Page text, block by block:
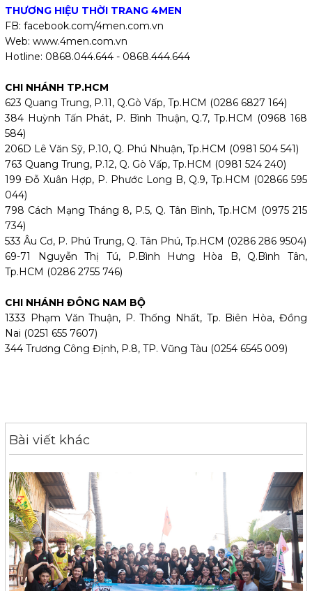
THƯƠNG HIỆU THỜI TRANG 4MEN
FB: facebook.com/4men.com.vn
Web: www.4men.com.vn
Hotline: 0868.044.644 - 0868.444.644
CHI NHÁNH TP.HCM
623 Quang Trung, P.11, Q.Gò Vấp, Tp.HCM (0286 6827 164)
384 Huỳnh Tấn Phát, P. Bình Thuận, Q.7, Tp.HCM (0968 168
584)
206D Lê Văn Sỹ, P.10, Q. Phú Nhuận, Tp.HCM (0981 504 541)
763 Quang Trung, P.12, Q. Gò Vấp, Tp.HCM (0981 524 240)
199 Đỗ Xuân Hợp, P. Phước Long B, Q.9, Tp.HCM (02866 595
044)
798 Cách Mạng Tháng 8, P.5, Q. Tân Bình, Tp.HCM (0975 215
734)
533 Âu Cơ, P. Phú Trung, Q. Tân Phú, Tp.HCM (0286 286 9504)
69-71 Nguyễn Thị Tú, P.Bình Hưng Hòa B, Q.Bình Tân,
Tp.HCM (0286 2755 746)
CHI NHÁNH ĐÔNG NAM BỘ
1333 Phạm Văn Thuận, P. Thống Nhất, Tp. Biên Hòa, Đồng
Nai (0251 655 7607)
344 Trương Công Định, P.8, TP. Vũng Tàu (0254 6545 009)
Bài viết khác